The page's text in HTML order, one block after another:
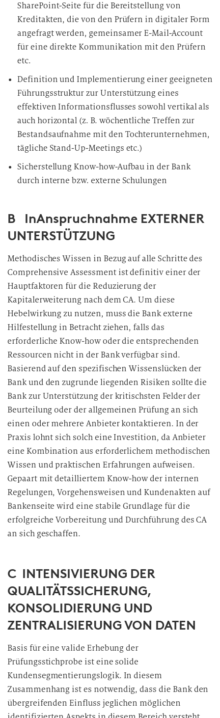
SharePoint-Seite für die Bereitstellung von
Kreditakten, die von den Prüfern in digitaler Form
angefragt werden, gemeinsamer E-Mail-Account
für eine direkte Kommunikation mit den Prüfern
etc.
Definition und Implementierung einer geeigneten
Führungsstruktur zur Unterstützung eines
effektiven Informationsflusses sowohl vertikal als
auch horizontal (z. B. wöchentliche Treffen zur
Bestandsaufnahme mit den Tochterunternehmen,
tägliche Stand-Up-Meetings etc.)
Sicherstellung Know-how-Aufbau in der Bank
durch interne bzw. externe Schulungen
B InAnspruchnahme EXTERNER
UNTERSTÜTZUNG
Methodisches Wissen in Bezug auf alle Schritte des
Comprehensive Assessment ist definitiv einer der
Hauptfaktoren für die Reduzierung der
Kapitalerweiterung nach dem CA. Um diese
Hebelwirkung zu nutzen, muss die Bank externe
Hilfestellung in Betracht ziehen, falls das
erforderliche Know-how oder die entsprechenden
Ressourcen nicht in der Bank verfügbar sind.
Basierend auf den spezifischen Wissenslücken der
Bank und den zugrunde liegenden Risiken sollte die
Bank zur Unterstützung der kritischsten Felder der
Beurteilung oder der allgemeinen Prüfung an sich
einen oder mehrere Anbieter kontaktieren. In der
Praxis lohnt sich solch eine Investition, da Anbieter
eine Kombination aus erforderlichem methodischen
Wissen und praktischen Erfahrungen aufweisen.
Gepaart mit detailliertem Know-how der internen
Regelungen, Vorgehensweisen und Kundenakten auf
Bankenseite wird eine stabile Grundlage für die
erfolgreiche Vorbereitung und Durchführung des CA
an sich geschaffen.
C INTENSIVIERUNG DER
QUALITÄTSSICHERUNG,
KONSOLIDIERUNG UND
ZENTRALISIERUNG VON DATEN
Basis für eine valide Erhebung der
Prüfungsstichprobe ist eine solide
Kundensegmentierungslogik. In diesem
Zusammenhang ist es notwendig, dass die Bank den
übergreifenden Einfluss jeglichen möglichen